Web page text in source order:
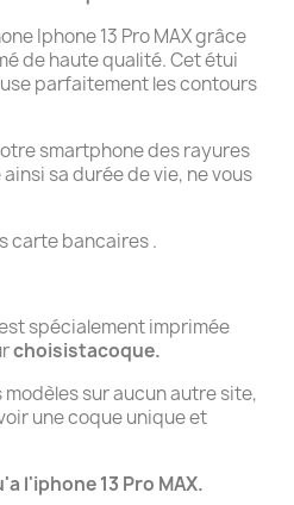
Iphone 13 Pro MAX grâce
de haute qualité. Cet étui
parfaitement les contours
smartphone des rayures
sa durée de vie, ne vous
carte bancaires .
spécialement imprimée
choisistacoque.
sur aucun autre site,
une coque unique et
l'iphone 13 Pro MAX.